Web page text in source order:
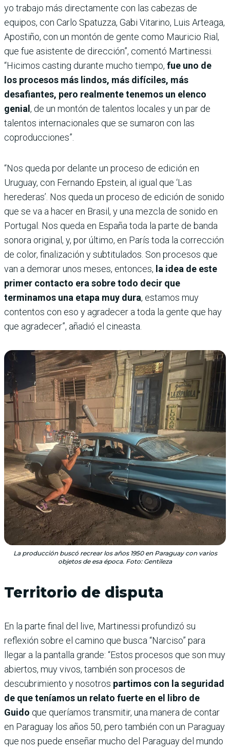
yo trabajo más directamente con las cabezas de
equipos, con Carlo Spatuzza, Gabi Vitarino, Luis Arteaga,
Apostiño, con un montón de gente como Mauricio Rial,
que fue asistente de dirección”, comentó Martinessi.
“Hicimos casting durante mucho tiempo, fue uno de
los procesos más lindos, más difíciles, más
desafiantes, pero realmente tenemos un elenco
genial , de un montón de talentos locales y un par de
talentos internacionales que se sumaron con las
coproducciones”.
“Nos queda por delante un proceso de edición en
Uruguay, con Fernando Epstein, al igual que ‘Las
herederas’. Nos queda un proceso de edición de sonido
que se va a hacer en Brasil, y una mezcla de sonido en
Portugal. Nos queda en España toda la parte de banda
sonora original, y, por último, en París toda la corrección
de color, finalización y subtitulados. Son procesos que
van a demorar unos meses, entonces, la idea de este
primer contacto era sobre todo decir que
terminamos una etapa muy dura, estamos muy
contentos con eso y agradecer a toda la gente que hay
que agradecer”, añadió el cineasta.
La producción buscó recrear los años 1950 en Paraguay con varios
objetos de esa época. Foto: Gentileza
Territorio de disputa
En la parte final del live, Martinessi profundizó su
reflexión sobre el camino que busca “Narciso” para
llegar a la pantalla grande: “Estos procesos que son muy
abiertos, muy vivos, también son procesos de
descubrimiento y nosotros partimos con la seguridad
de que teníamos un relato fuerte en el libro de
Guido que queríamos transmitir, una manera de contar
en Paraguay los años 50, pero también con un Paraguay
que nos puede enseñar mucho del Paraguay del mundo